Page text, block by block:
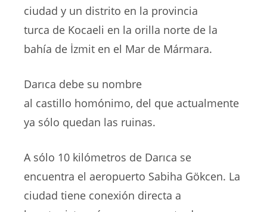
ciudad y un distrito en la provincia
turca de Kocaeli en la orilla norte de la
bahía de İzmit en el Mar de Mármara.
Darıca debe su nombre
al castillo homónimo, del que actualmente
ya sólo quedan las ruinas.
A sólo 10 kilómetros de Darıca se
encuentra el aeropuerto Sabiha Gökcen. La
ciudad tiene conexión directa a